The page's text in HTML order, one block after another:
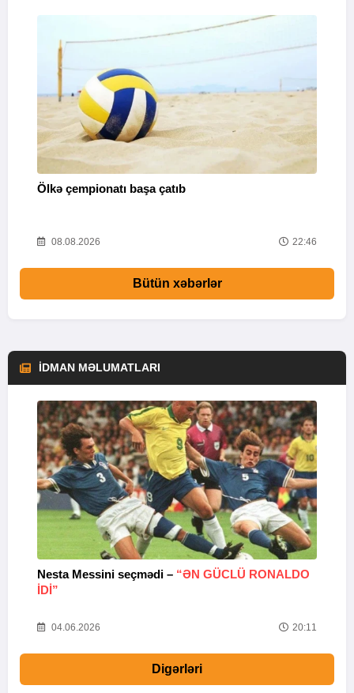
Ölkə çempionatı başa çatıb
08.08.2026 22:46
Bütün xəbərlər
İDMAN MƏLUMATLARI
Nesta Messini seçmədi – “ƏN GÜCLÜ RONALDO
IDI”
04.06.2026 20:11
Digərləri